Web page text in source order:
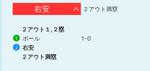
右安 ２アウト満塁
２アウト１,２塁
1 ボール 1-0
2
右安
２アウト満塁